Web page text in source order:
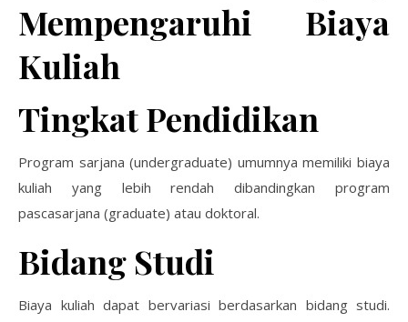
Mempengaruhi Biaya
Kuliah
Tingkat Pendidikan
Program sarjana (undergraduate) umumnya memiliki biaya
kuliah yang lebih rendah dibandingkan program
pascasarjana (graduate) atau doktoral.
Bidang Studi
Biaya kuliah dapat bervariasi berdasarkan bidang studi.